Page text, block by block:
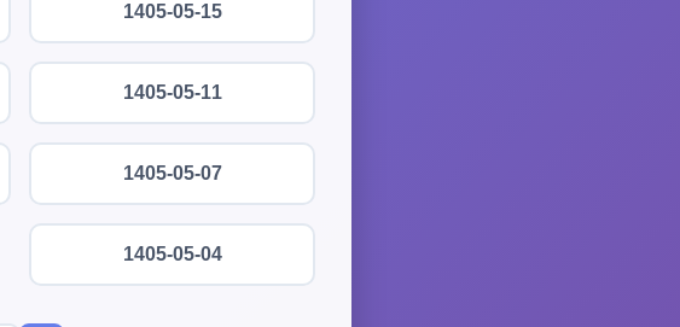
1405-05-15
1405-05-11
1405-05-07
1405-05-04